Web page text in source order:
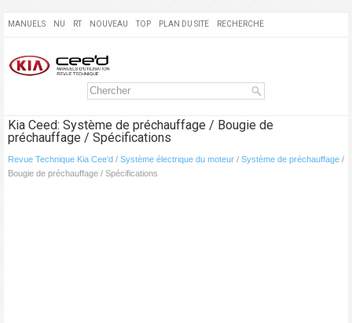
MANUELS NU RT NOUVEAU TOP PLAN DU SITE RECHERCHE
Kia Ceed: Système de préchauffage / Bougie de
préchauffage / Spécifications
Revue Technique Kia Cee'd / Système électrique du moteur / Système de préchauffage /
Bougie de préchauffage / Spécifications